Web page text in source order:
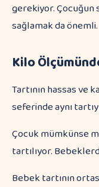
gerekiyor. Çocuğun
sağlamak da önemli.
Kilo
Tartının hassas ve
seferinde aynı
Çocuk mümkünse
tartılıyor.
Bebek tartının